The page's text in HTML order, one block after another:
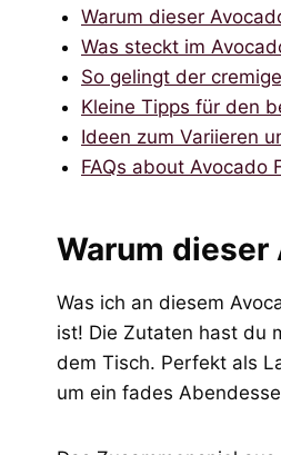
Warum dieser
Was steckt im
So gelingt der
Kleine Tipps für den
Ideen zum Variieren
FAQs about Avocado
Warum dieser
Was ich an diesem
ist! Die Zutaten hast du
dem Tisch. Perfekt als
um ein fades